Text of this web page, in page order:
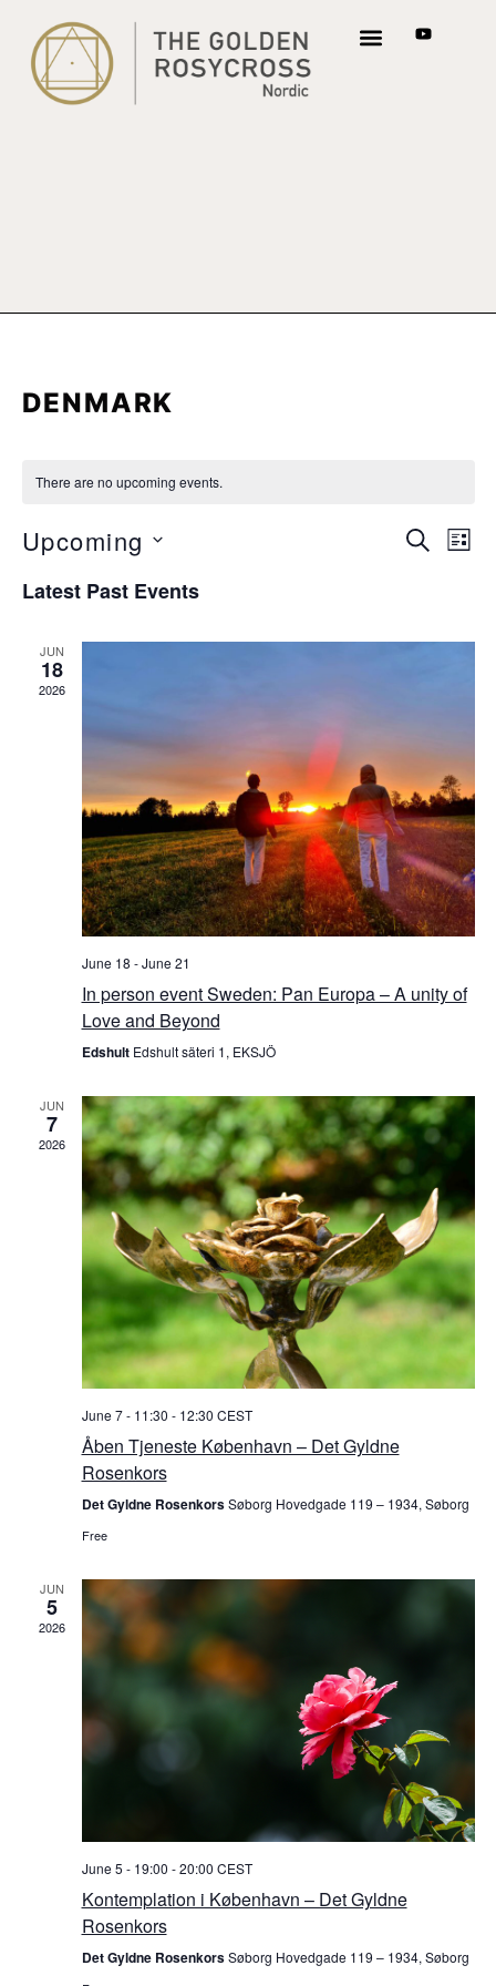
DENMARK
There are no upcoming events.
Events
SEARCH
LIST
Upcoming
Latest Past Events
JUN
18
2026
June 18 -June 21
In person event Sweden: Pan Europa – A unity of
Love and Beyond
Edshult Edshult säteri 1, EKSJÖ
JUN
7
2026
June 7 - 11:30 - 12:30 CEST
Åben Tjeneste København – Det Gyldne
Rosenkors
Det Gyldne RosenkorsSøborg Hovedgade 119 – 1934, Søborg
Free
JUN
5
2026
June 5 - 19:00 -20:00 CEST
Kontemplation i København – Det Gyldne
Rosenkors
Det Gyldne RosenkorsSøborg Hovedgade 119 – 1934, Søborg